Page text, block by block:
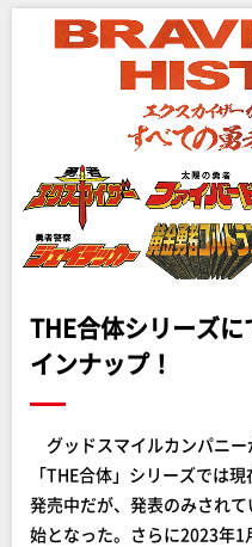
THE合体シリーズ
インナップ！
グッドスマイルカンパニ
「THE合体」シリーズでは
発売中だが、発表のみされ
始となった。さらに2023年